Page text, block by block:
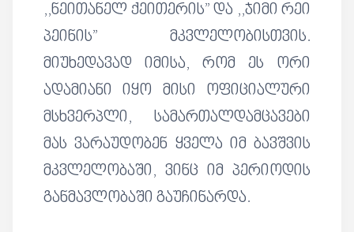
,,ნეითანელ ქეითერის” და ,,ჯიმი რეი
პეინის” მკვლელობისთვის.
მიუხედავად იმისა, რომ ეს ორი
ადამიანი იყო მისი ოფიციალური
მსხვერპლი, სამართალდამცავები
მას ვარაუდობენ ყველა იმ ბავშვის
მკვლელობაში, ვინც იმ პერიოდის
განმავლობაში გაუჩინარდა.